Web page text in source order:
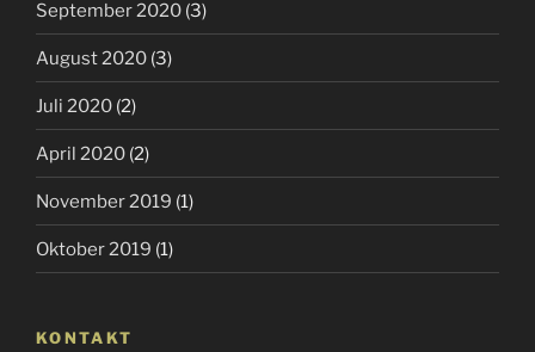
September 2020 (3)
August 2020 (3)
Juli 2020 (2)
April 2020 (2)
November 2019 (1)
Oktober 2019 (1)
KONTAKT